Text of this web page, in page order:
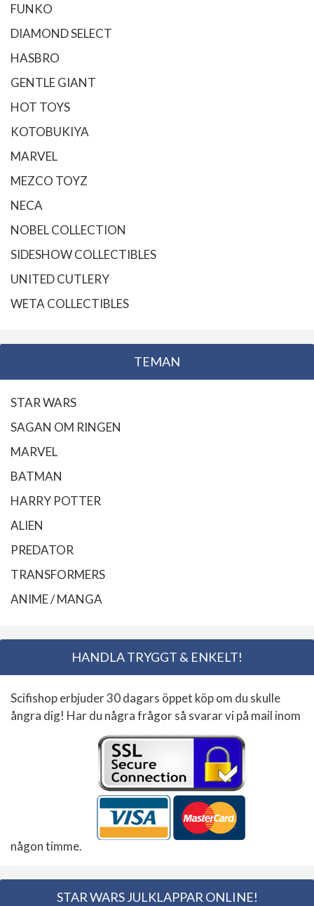
FUNKO
DIAMOND SELECT
HASBRO
GENTLE GIANT
HOT TOYS
KOTOBUKIYA
MARVEL
MEZCO TOYZ
NECA
NOBEL COLLECTION
SIDESHOW COLLECTIBLES
UNITED CUTLERY
WETA COLLECTIBLES
TEMAN
STAR WARS
SAGAN OM RINGEN
MARVEL
BATMAN
HARRY POTTER
ALIEN
PREDATOR
TRANSFORMERS
ANIME / MANGA
HANDLA TRYGGT & ENKELT!
Scifishop erbjuder 30 dagars öppet köp om du skulle
ångra dig! Har du några frågor så svarar vi på mail inom
någon timme.
STAR WARS JULKLAPPAR ONLINE!